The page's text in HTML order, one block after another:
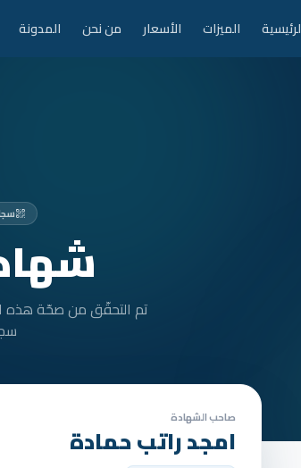
الميزات الأسعار من نحن المدونة
تم التحقّق من صحّة هذه
صاحب الشهادة
امجد راتب حمادة